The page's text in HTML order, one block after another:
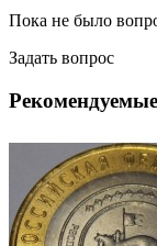
Пока не было
Задать вопрос